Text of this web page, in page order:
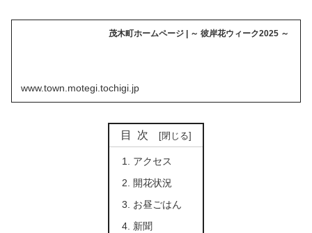
茂木町ホームページ | ～ 彼岸花ウィーク2025 ～
www.town.motegi.tochigi.jp
目次
アクセス
開花状況
お昼ごはん
新聞